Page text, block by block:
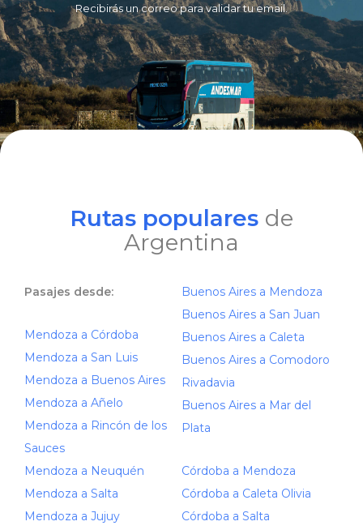
Recibirás un correo para validar tu email.
Rutas populares de
Argentina
Pasajes desde:
Mendoza a Córdoba
Mendoza a San Luis
Mendoza a Buenos Aires
Mendoza a Añelo
Mendoza a Rincón de los
Sauces
Mendoza a Neuquén
Mendoza a Salta
Mendoza a Jujuy
Buenos Aires a Mendoza
Buenos Aires a San Juan
Buenos Aires a Caleta
Buenos Aires a Comodoro
Rivadavia
Buenos Aires a Mar del
Plata
Córdoba a Mendoza
Córdoba a Caleta Olivia
Córdoba a Salta